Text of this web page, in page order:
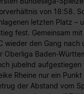
von 18:58.
letzten Platz –
fest. Gemeinsam
wieder den Gang nach
Oberliga Baden-
jubelnd aufgestiegen
Rheine nur ein
der Abstand vom